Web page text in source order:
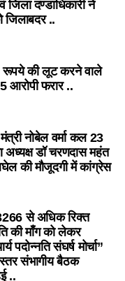
दण्डाधिकारी ने
जिलाबदर ..
रूपये की लूट करने वाले
आरोपी फरार ..
नोबेल वर्मा कल 23
अध्यक्ष डॉ चरणदास महंत
की मौजूदगी में कांग्रेस
से अधिक रिक्त
की माँग को लेकर
पदोन्नति संघर्ष मोर्चा”
संभागीय बैठक
..